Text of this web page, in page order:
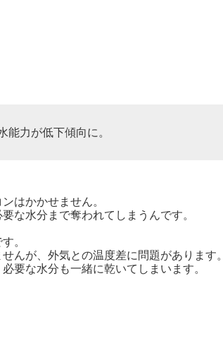
能力が低下傾向に。
はかかせません。
な水分まで奪われてしまうんです。
。
んが、外気との温度差に問題があります。
要な水分も一緒に乾いてしまいます。